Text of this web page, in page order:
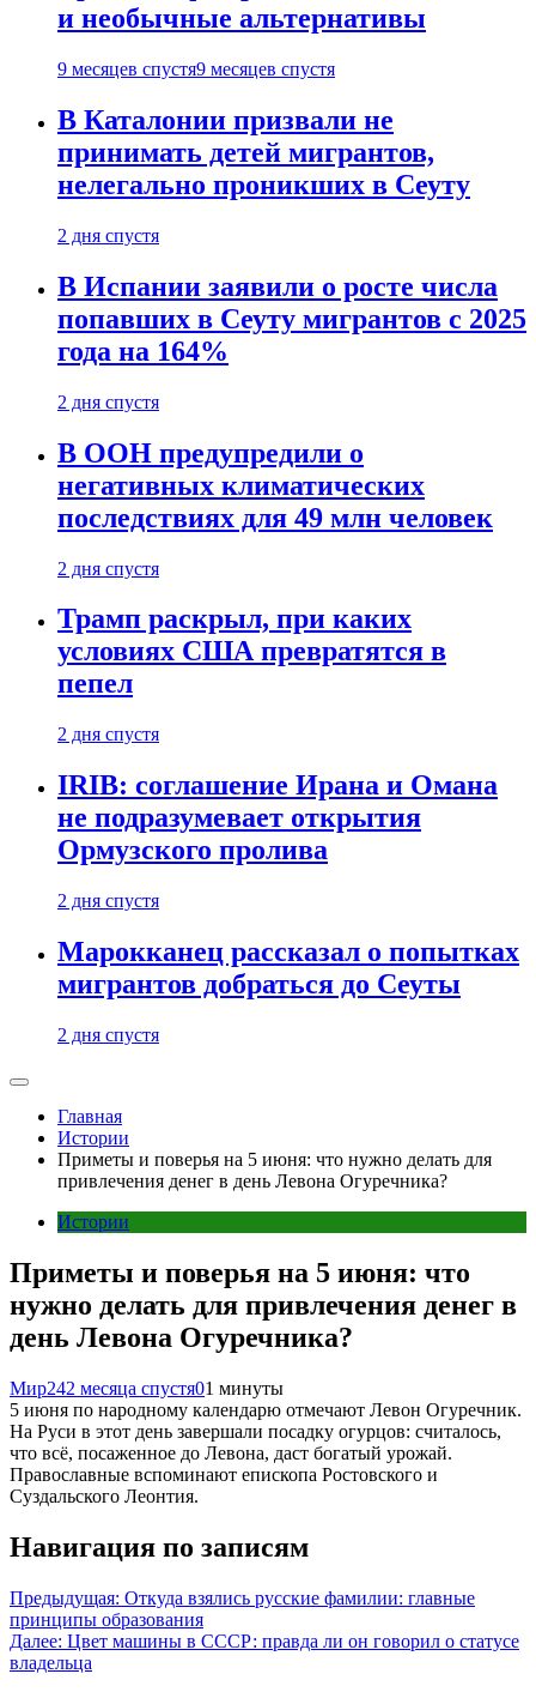
и необычные альтернативы
9 месяцев спустя9 месяцев спустя
В Каталонии призвали не
принимать детей мигрантов,
нелегально проникших в Сеуту
2 дня спустя
В Испании заявили о росте числа
попавших в Сеуту мигрантов с 2025
года на 164%
2 дня спустя
В ООН предупредили о
негативных климатических
последствиях для 49 млн человек
2 дня спустя
Трамп раскрыл, при каких
условиях США превратятся в
пепел
2 дня спустя
IRIB: соглашение Ирана и Омана
не подразумевает открытия
Ормузского пролива
2 дня спустя
Марокканец рассказал о попытках
мигрантов добраться до Сеуты
2 дня спустя
Главная
Истории
Приметы и поверья на 5 июня: что нужно делать для
привлечения денег в день Левона Огуречника?
Истории
Приметы и поверья на 5 июня: что
нужно делать для привлечения денег в
день Левона Огуречника?
Мир242 месяца спустя01 минуты
5 июня по народному календарю отмечают Левон Огуречник.
На Руси в этот день завершали посадку огурцов: считалось,
что всё, посаженное до Левона, даст богатый урожай.
Православные вспоминают епископа Ростовского и
Суздальского Леонтия.
Навигация по записям
Предыдущая: Откуда взялись русские фамилии: главные
принципы образования
Далее: Цвет машины в СССР: правда ли он говорил о статусе
владельца